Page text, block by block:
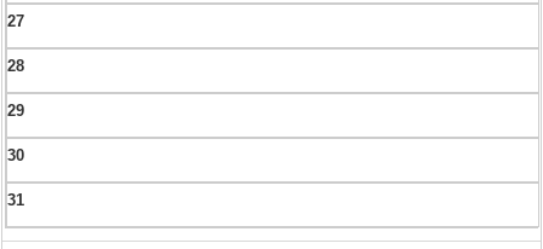
27
28
29
30
31